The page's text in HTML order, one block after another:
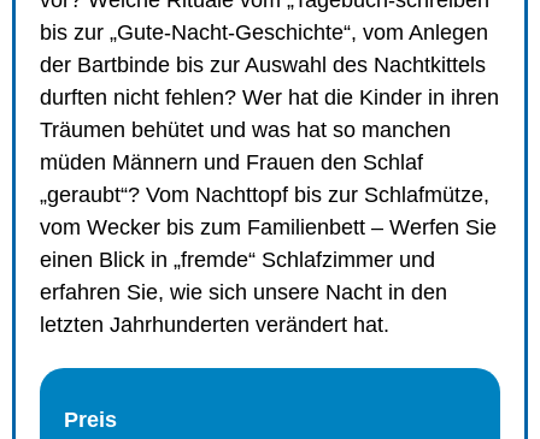
bis zur „Gute-Nacht-Geschichte“, vom Anlegen
der Bartbinde bis zur Auswahl des Nachtkittels
durften nicht fehlen? Wer hat die Kinder in ihren
Träumen behütet und was hat so manchen
müden Männern und Frauen den Schlaf
„geraubt“? Vom Nachttopf bis zur Schlafmütze,
vom Wecker bis zum Familienbett – Werfen Sie
einen Blick in „fremde“ Schlafzimmer und
erfahren Sie, wie sich unsere Nacht in den
letzten Jahrhunderten verändert hat.
Preis